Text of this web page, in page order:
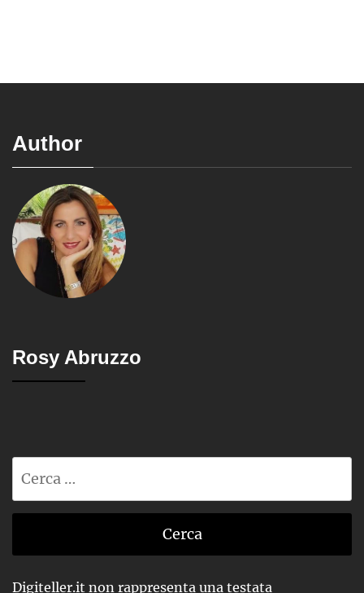
Author
Rosy Abruzzo
Digiteller.it non rappresenta una testata